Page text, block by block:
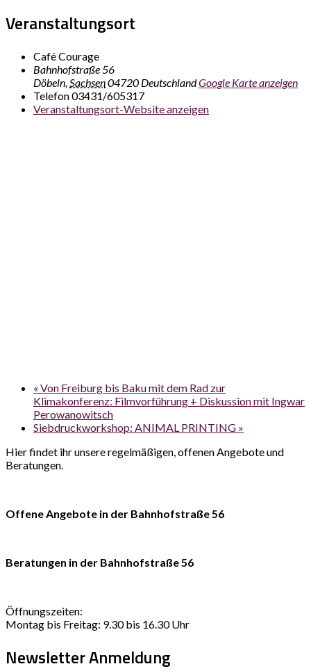
Veranstaltungsort
Café Courage
Bahnhofstraße 56
Döbeln,Sachsen04720 DeutschlandGoogle Karte anzeigen
Telefon03431/605317
Veranstaltungsort-Website anzeigen
« Von Freiburg bis Baku mit dem Rad zur
Klimakonferenz: Filmvorführung + Diskussion mit Ingwar
Perowanowitsch
Siebdruckworkshop: ANIMAL PRINTING »
Hier findet ihr unsere regelmäßigen, offenen Angebote und
Beratungen.
Offene Angebote in der Bahnhofstraße 56
Beratungen in der Bahnhofstraße 56
Öffnungszeiten:
Montag bis Freitag: 9.30 bis 16.30 Uhr
Newsletter Anmeldung